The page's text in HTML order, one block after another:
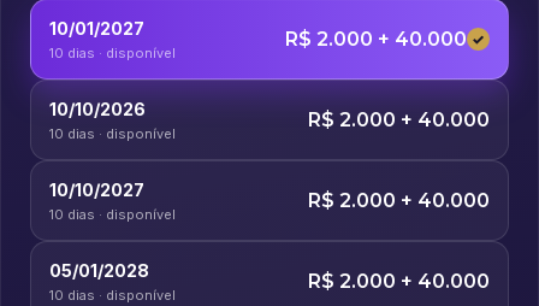
10/01/2027
10 dias · disponível
R$ 2.000 + 40.000 ✓
10/10/2026
10 dias · disponível
R$ 2.000 + 40.000
10/10/2027
10 dias · disponível
R$ 2.000 + 40.000
05/01/2028
10 dias · disponível
R$ 2.000 + 40.000